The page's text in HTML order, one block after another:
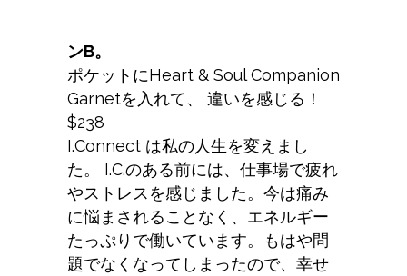
ンB。
ポケットにHeart & Soul Companion
Garnetを入れて、 違いを感じる！
$238
I.Connect は私の人生を変えまし
た。 I.C.のある前には、仕事場で疲れ
やストレスを感じました。今は痛み
に悩まされることなく、エネルギー
たっぷりで働いています。もはや問
題でなくなってしまったので、幸せ